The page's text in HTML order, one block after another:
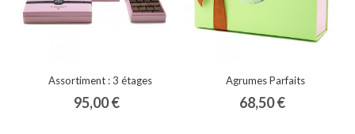
Assortiment : 3 étages
95,00 €
Agrumes Parfaits
68,50 €